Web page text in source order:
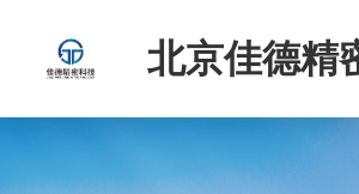
北京佳德精